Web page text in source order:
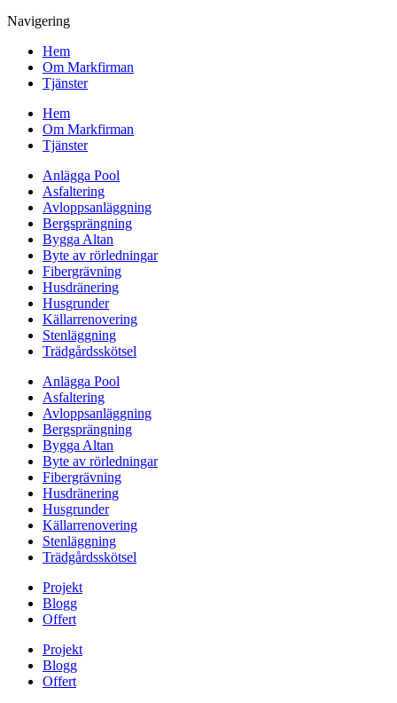
Navigering
Hem
Om Markfirman
Tjänster
Hem
Om Markfirman
Tjänster
Anlägga Pool
Asfaltering
Avloppsanläggning
Bergsprängning
Bygga Altan
Byte av rörledningar
Fibergrävning
Husdränering
Husgrunder
Källarrenovering
Stenläggning
Trädgårdsskötsel
Anlägga Pool
Asfaltering
Avloppsanläggning
Bergsprängning
Bygga Altan
Byte av rörledningar
Fibergrävning
Husdränering
Husgrunder
Källarrenovering
Stenläggning
Trädgårdsskötsel
Projekt
Blogg
Offert
Projekt
Blogg
Offert